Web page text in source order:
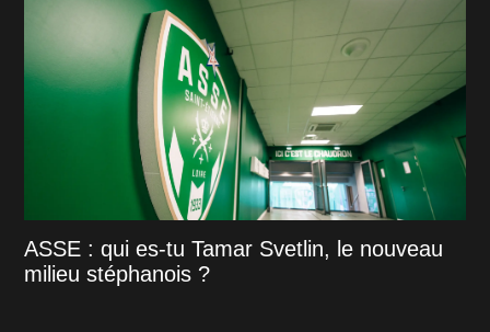
ASSE : qui es-tu Tamar Svetlin, le nouveau
milieu stéphanois ?